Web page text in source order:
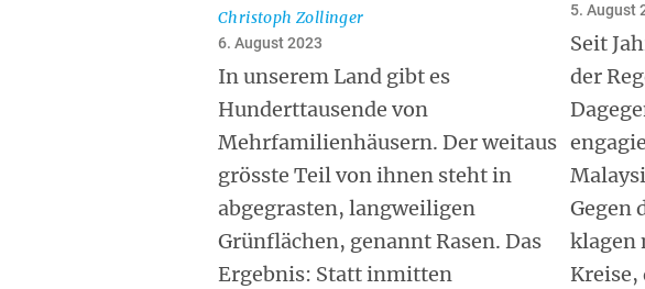
Christoph Zollinger
6. August 2023
In unserem Land gibt es
Hunderttausende von
Mehrfamilienhäusern. Der weitaus
grösste Teil von ihnen steht in
abgegrasten, langweiligen
Grünflächen, genannt Rasen. Das
Ergebnis: Statt inmitten
5. August
Seit
der
Gegen
klagen
Kreise,